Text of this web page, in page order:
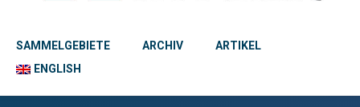
SAMMELGEBIETE ARCHIV
ARTIKEL
ENGLISH